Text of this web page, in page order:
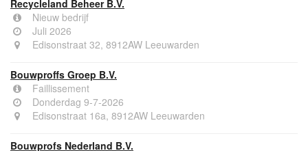
Recycleland Beheer B.V.
Nieuw bedrijf
Juli 2026
Edisonstraat 32, 8912AW Leeuwarden
Bouwproffs Groep B.V.
Faillissement
Donderdag 9-7-2026
Edisonstraat 16a, 8912AW Leeuwarden
Bouwprofs Nederland B.V.